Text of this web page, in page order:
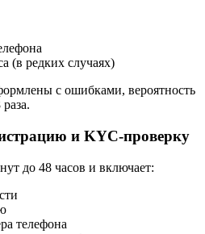
(в редких случаях)
с ошибками, вероятность
и KYC-проверку
до 48 часов и включает:
телефона